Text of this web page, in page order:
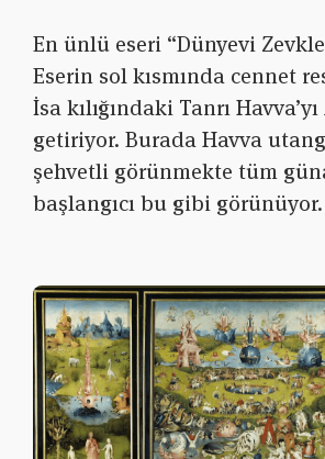
En ünlü eseri “Dünyevi
Eserin sol kısmında cennet
İsa kılığındaki Tanrı Havva’yı
getiriyor. Burada Havva
şehvetli görünmekte tüm
başlangıcı bu gibi görünüyor.